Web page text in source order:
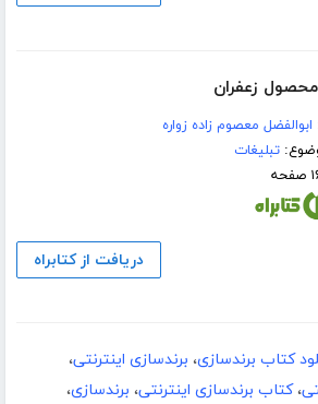
محصول زعفران
ابوالفضل معصوم زاده زواره
تبلیغات
دریافت از کتابراه
کتاب برندسازی، برندسازی اینترنتی،
،کتاب برندسازی اینترنتی، برندسازی،